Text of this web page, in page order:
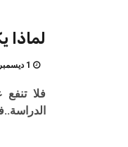
لماذا
فلا